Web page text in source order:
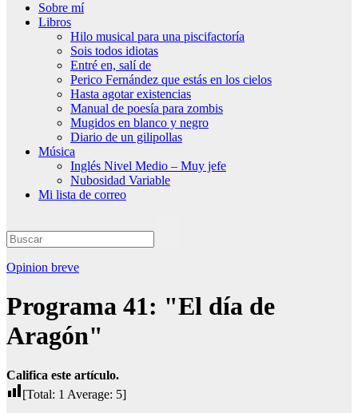
Sobre mí
Libros
Hilo musical para una piscifactoría
Sois todos idiotas
Entré en, salí de
Perico Fernández que estás en los cielos
Hasta agotar existencias
Manual de poesía para zombis
Mugidos en blanco y negro
Diario de un gilipollas
Música
Inglés Nivel Medio – Muy jefe
Nubosidad Variable
Mi lista de correo
Opinion breve
Programa 41: "El día de
Aragón"
Califica este artículo.
[Total: 1 Average: 5]